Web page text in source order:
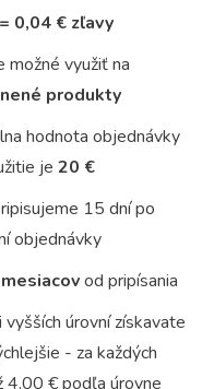
0,04 € zľavy
možné využiť na
produkty
hodnota objednávky
je 20 €
15 dní po
objednávky
od pripísania
vyšších úrovní získavate
- za každých
4,00 € podľa úrovne